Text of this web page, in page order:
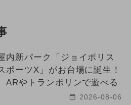
内新パーク「ジョイポリス
ポーツX」がお台場に誕生！
ARやトランポリンで遊べる
2026-08-06